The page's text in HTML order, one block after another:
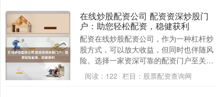
在线炒股配资公司 配资资深炒股门
户：助您轻松配资，稳健获利
配资在线炒股配资公司，作为一种杠杆炒
股方式，可以放大收益，但同时也伴随风
险。选择一家资深可靠的配资门户至关重
要。 1.监管牌照：正规的股票配资网站通
常会获得相关....
阅读： 122 栏目： 股票配资查询网